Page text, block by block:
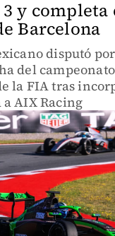
y completa
Barcelona
disputó
del
la FIA tras
AIX Racing